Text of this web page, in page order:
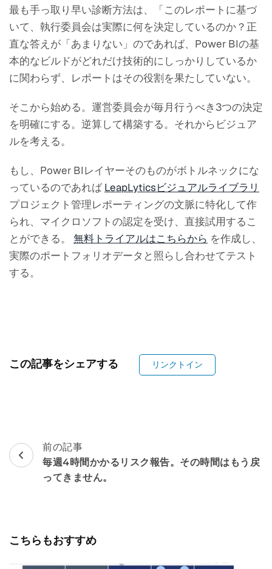
最も手っ取り早い診断方法は、「このレポートに基づ
いて、執行委員会は実際に何を決定しているのか？正
直な答えが「あまりない」のであれば、Power BIの基
本的なビルドがどれだけ技術的にしっかりしているか
に関わらず、レポートはその役割を果たしていない。
そこから始める。運営委員会が毎月行うべき3つの決定
を明確にする。逆算して構築する。それからビジュア
ルを考える。
もし、Power BIレイヤーそのものがボトルネックにな
っているのであればLeapLyticsビジュアルライブラリ
プロジェクト管理レポーティングの文脈に特化して作
られ、マイクロソフトの認定を受け、直接試用するこ
とができる。 無料トライアルはこちらから を作成し、
実際のポートフォリオデータと照らし合わせてテスト
する。
この記事をシェアする リンクトイン
ポ
ス
ビ
前の記事
毎週4時間かかるリスク報告。その時間はもう戻
ってきません。
こちらもおすすめ